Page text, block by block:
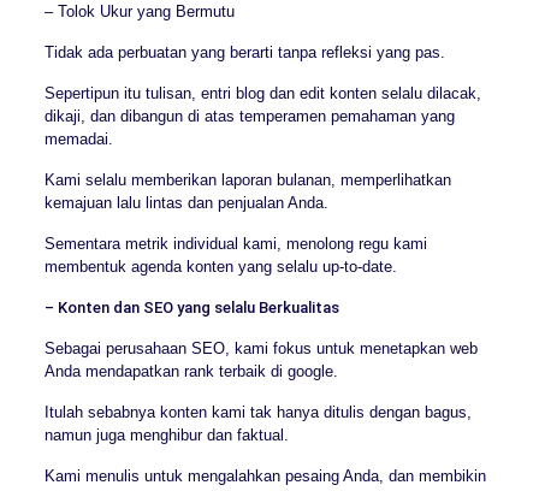
– Tolok Ukur yang Bermutu
Tidak ada perbuatan yang berarti tanpa refleksi yang pas.
Sepertipun itu tulisan, entri blog dan edit konten selalu dilacak,
dikaji, dan dibangun di atas temperamen pemahaman yang
memadai.
Kami selalu memberikan laporan bulanan, memperlihatkan
kemajuan lalu lintas dan penjualan Anda.
Sementara metrik individual kami, menolong regu kami
membentuk agenda konten yang selalu up-to-date.
– Konten dan SEO yang selalu Berkualitas
Sebagai perusahaan SEO, kami fokus untuk menetapkan web
Anda mendapatkan rank terbaik di google.
Itulah sebabnya konten kami tak hanya ditulis dengan bagus,
namun juga menghibur dan faktual.
Kami menulis untuk mengalahkan pesaing Anda, dan membikin